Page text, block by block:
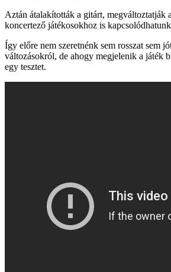
Aztán átalakították a gitárt, megváltoztatják
koncertező játékosokhoz is
Így előre nem szeretnénk sem rosszat sem
változásokról, de ahogy megjelenik a játék
egy tesztet.